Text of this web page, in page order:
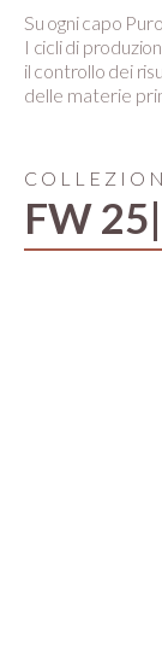
Su ogni capo
I cicli di
il controllo dei
delle materie
FW